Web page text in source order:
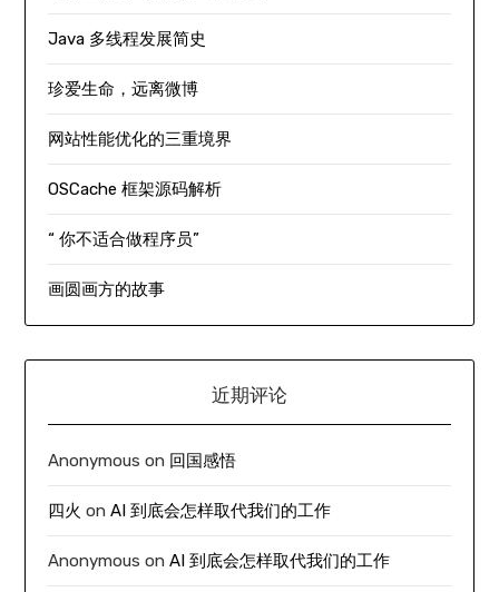
Java 多线程发展简史
珍爱生命，远离微博
网站性能优化的三重境界
OSCache 框架源码解析
“ 你不适合做程序员”
画圆画方的故事
近期评论
Anonymous on 回国感悟
四火 onAI 到底会怎样取代我们的工作
Anonymous onAI 到底会怎样取代我们的工作